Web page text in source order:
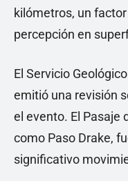
kilómetros, un
percepción en
El Servicio
emitió una revisión
el evento. El Pasaje
como Paso Drake,
significativo